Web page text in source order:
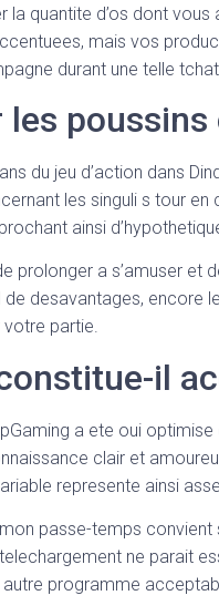
la quantite d’os dont
mais vos
durant une telle tchat.
les
ans du jeu d’action dans
les singuli s tour
ainsi
prolonger a s’amuser et
desavantages, encore
votre partie.
il
a ete oui
clair et
represente ainsi
passe-temps
ne parait
programme